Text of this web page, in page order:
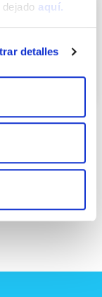
aquí.
detalles
Pala
Aire libre